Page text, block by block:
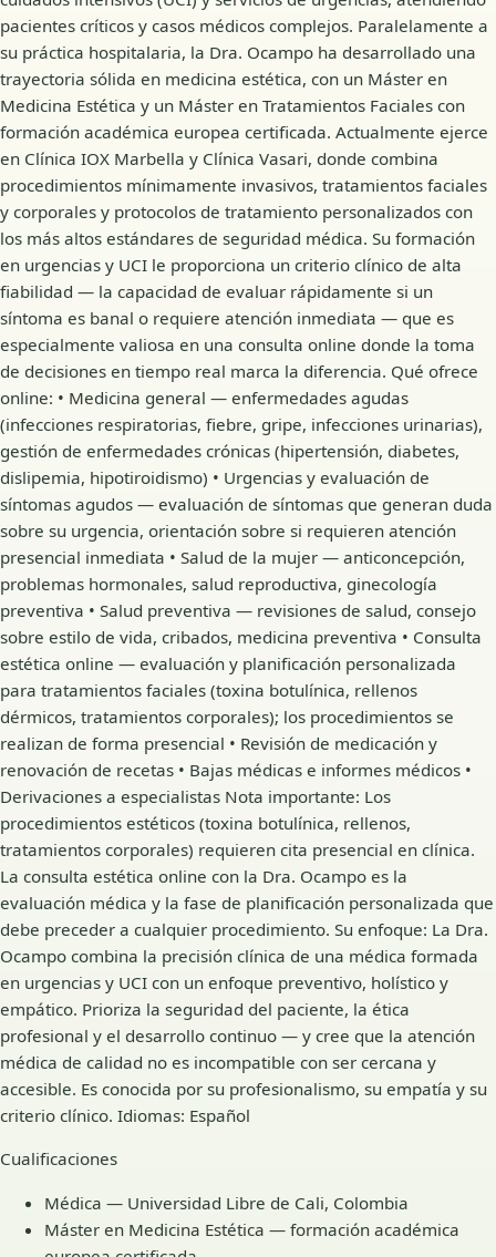
pacientes críticos y casos médicos complejos. Paralelamente a
su práctica hospitalaria, la Dra. Ocampo ha desarrollado una
trayectoria sólida en medicina estética, con un Máster en
Medicina Estética y un Máster en Tratamientos Faciales con
formación académica europea certificada. Actualmente ejerce
en Clínica IOX Marbella y Clínica Vasari, donde combina
procedimientos mínimamente invasivos, tratamientos faciales
y corporales y protocolos de tratamiento personalizados con
los más altos estándares de seguridad médica. Su formación
en urgencias y UCI le proporciona un criterio clínico de alta
fiabilidad — la capacidad de evaluar rápidamente si un
síntoma es banal o requiere atención inmediata — que es
especialmente valiosa en una consulta online donde la toma
de decisiones en tiempo real marca la diferencia. Qué ofrece
online: • Medicina general — enfermedades agudas
(infecciones respiratorias, fiebre, gripe, infecciones urinarias),
gestión de enfermedades crónicas (hipertensión, diabetes,
dislipemia, hipotiroidismo) • Urgencias y evaluación de
síntomas agudos — evaluación de síntomas que generan duda
sobre su urgencia, orientación sobre si requieren atención
presencial inmediata • Salud de la mujer — anticoncepción,
problemas hormonales, salud reproductiva, ginecología
preventiva • Salud preventiva — revisiones de salud, consejo
sobre estilo de vida, cribados, medicina preventiva • Consulta
estética online — evaluación y planificación personalizada
para tratamientos faciales (toxina botulínica, rellenos
dérmicos, tratamientos corporales); los procedimientos se
realizan de forma presencial • Revisión de medicación y
renovación de recetas • Bajas médicas e informes médicos •
Derivaciones a especialistas Nota importante: Los
procedimientos estéticos (toxina botulínica, rellenos,
tratamientos corporales) requieren cita presencial en clínica.
La consulta estética online con la Dra. Ocampo es la
evaluación médica y la fase de planificación personalizada que
debe preceder a cualquier procedimiento. Su enfoque: La Dra.
Ocampo combina la precisión clínica de una médica formada
en urgencias y UCI con un enfoque preventivo, holístico y
empático. Prioriza la seguridad del paciente, la ética
profesional y el desarrollo continuo — y cree que la atención
médica de calidad no es incompatible con ser cercana y
accesible. Es conocida por su profesionalismo, su empatía y su
criterio clínico. Idiomas: Español
Cualificaciones
Médica — Universidad Libre de Cali, Colombia
Máster en Medicina Estética — formación académica